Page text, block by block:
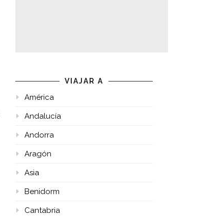
VIAJAR A
América
Andalucía
Andorra
Aragón
Asia
Benidorm
Cantabria